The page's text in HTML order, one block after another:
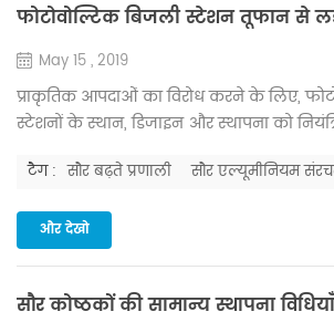
फोटोवोल्टिक बिजली स्टेशन तूफान से
May 15 , 2019
प्राकृतिक आपदाओं का विरोध करने के लिए,
स्टेशनों के स्थान, डिजाइन और स्थापना को
प्रभावी ढंग से रोकने के लिए, बाद के संचालन और
इंटरलॉकिंग और अपरिहार्य के रूप में वर्णित
तूफान-प्रवण क्षेत्र मे...
टैग : सौर बढ़ते प्रणाली सौर एल्यूमीनियम
और देखो
सौर कोष्ठकों की सामान्य स्थापना विधियाँ